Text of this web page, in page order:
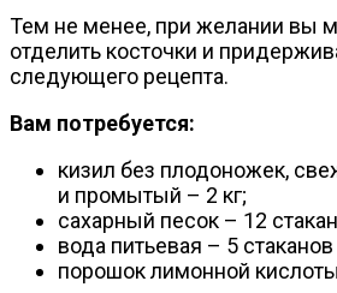
Тем не менее, при желании вы
отделить косточки и
следующего рецепта.
Вам потребуется:
кизил без плодоножек,
и промытый – 2 кг;
сахарный песок – 12
вода питьевая – 5 стаканов
порошок лимонной